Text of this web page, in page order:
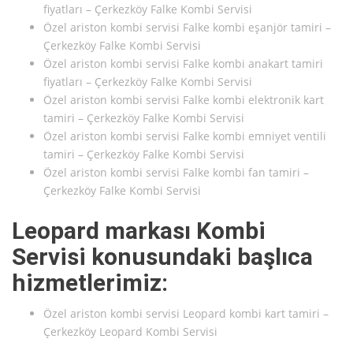
fiyatları – Çerkezköy Falke Kombi Servisi
Özel ariston kombi servisi Falke kombi eşanjör tamiri –
Çerkezköy Falke Kombi Servisi
Özel ariston kombi servisi Falke kombi anakart tamiri
fiyatları – Çerkezköy Falke Kombi Servisi
Özel ariston kombi servisi Falke kombi elektronik kart
tamiri – Çerkezköy Falke Kombi Servisi
Özel ariston kombi servisi Falke kombi emniyet ventili
tamiri – Çerkezköy Falke Kombi Servisi
Özel ariston kombi servisi Falke kombi fan tamiri –
Çerkezköy Falke Kombi Servisi
Leopard markası Kombi
Servisi konusundaki başlıca
hizmetlerimiz:
Özel ariston kombi servisi Leopard kombi kart tamiri –
Çerkezköy Leopard Kombi Servisi